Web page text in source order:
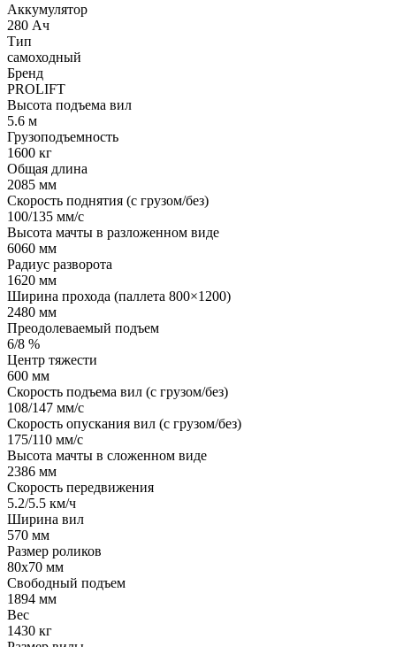
Аккумулятор
280 Ач
Тип
самоходный
Бренд
PROLIFT
Высота подъема вил
5.6 м
Грузоподъемность
1600 кг
Общая длина
2085 мм
Скорость поднятия (с грузом/без)
100/135 мм/с
Высота мачты в разложенном виде
6060 мм
Радиус разворота
1620 мм
Ширина прохода (паллета 800×1200)
2480 мм
Преодолеваемый подъем
6/8 %
Центр тяжести
600 мм
Скорость подъема вил (с грузом/без)
108/147 мм/с
Скорость опускания вил (с грузом/без)
175/110 мм/с
Высота мачты в сложенном виде
2386 мм
Скорость передвижения
5.2/5.5 км/ч
Ширина вил
570 мм
Размер роликов
80х70 мм
Свободный подъем
1894 мм
Вес
1430 кг